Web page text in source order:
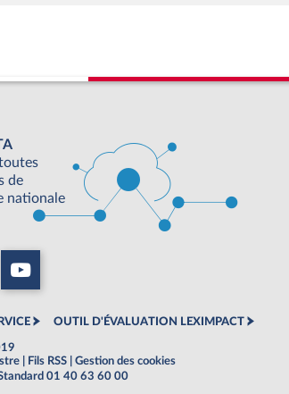
de
nationale
OUTIL D'ÉVALUATION LEXIMPACT
Fils RSS
Gestion des cookies
01 40 63 60 00